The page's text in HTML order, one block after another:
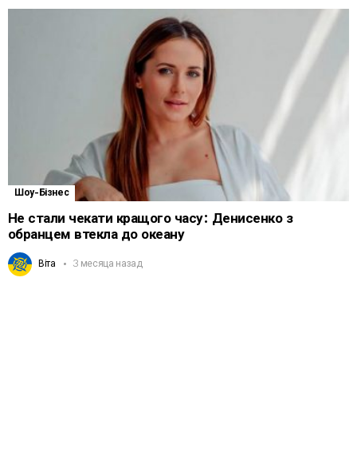
Шоу-Бізнес
Не стали чекати кращого часу: Денисенко з
обранцем втекла до океану
Віта 3 месяца назад